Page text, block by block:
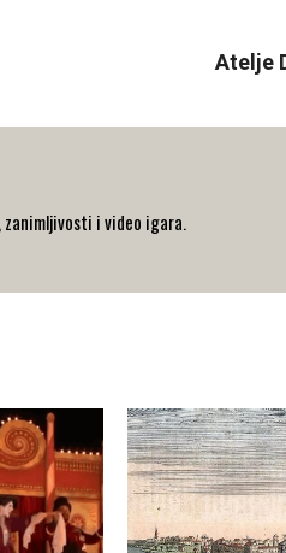
Atelje
i video igara.